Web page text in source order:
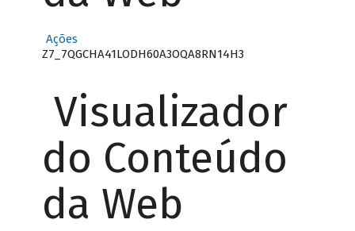
Ações
Z7_7QGCHA41LODH60A3OQA8RN14H3
Visualizador
do Conteúdo
da Web